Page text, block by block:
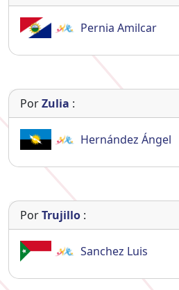
Pernia Amilcar
PorZulia :
Hernández Ángel
PorTrujillo :
Sanchez Luis